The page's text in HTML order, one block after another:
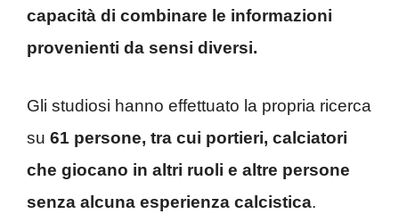
capacità di combinare le informazioni
provenienti da sensi diversi.
Gli studiosi hanno effettuato la propria ricerca
su 61 persone, tra cui portieri, calciatori
che giocano in altri ruoli e altre persone
senza alcuna esperienza calcistica.